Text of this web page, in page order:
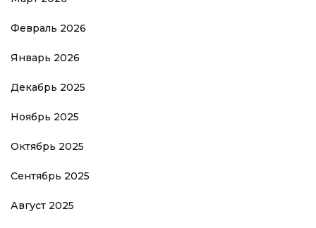
Февраль 2026
Январь 2026
Декабрь 2025
Ноябрь 2025
Октябрь 2025
Сентябрь 2025
Август 2025